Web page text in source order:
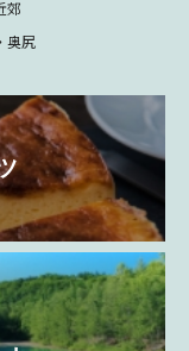
郊
奥尻